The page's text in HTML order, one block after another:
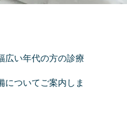
広い年代の方の診療
についてご案内しま